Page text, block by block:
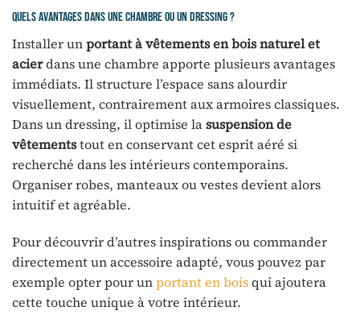
Quels avantages dans une chambre ou un dressing ?
Installer unportant à vêtements en bois naturel et
acierdans une chambre apporte plusieurs avantages
immédiats. Il structure l’espace sans alourdir
visuellement, contrairement aux armoires classiques.
Dans un dressing, il optimise lasuspension de
vêtementstout en conservant cet esprit aéré si
recherché dans les intérieurs contemporains.
Organiser robes, manteaux ou vestes devient alors
intuitif et agréable.
Pour découvrir d’autres inspirations ou commander
directement un accessoire adapté, vous pouvez par
exemple opter pour unportant en boisqui ajoutera
cette touche unique à votre intérieur.